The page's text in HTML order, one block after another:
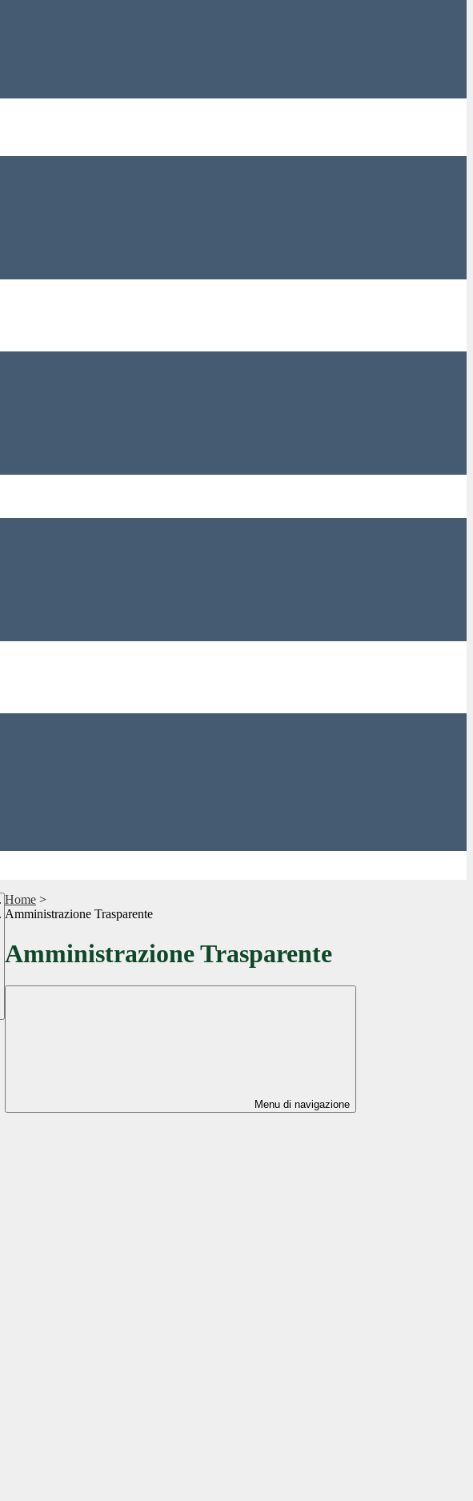
Home >
Amministrazione Trasparente
Amministrazione Trasparente
Menu di navigazione